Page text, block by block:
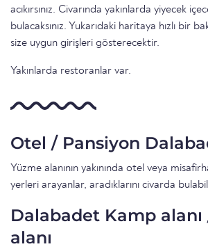
acıkırsınız. Civarında yakınlarda yiyecek
bulacaksınız. Yukarıdaki haritaya hızlı bir
size uygun girişleri gösterecektir.
Yakınlarda restoranlar var.
Otel / Pansiyon
Yüzme alanının yakınında otel veya
yerleri arayanlar, aradıklarını civarda
Dalabadet Kamp alanı
alanı